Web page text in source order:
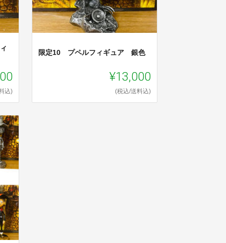
込)
限定10 プペルフィギュア 銀色
¥13,000
(税込/送料込)